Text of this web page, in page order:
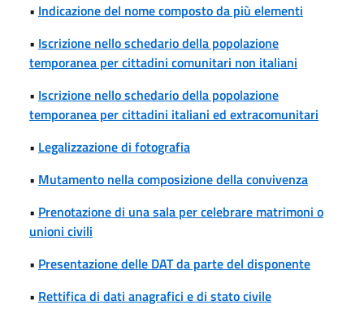
• Indicazione del nome composto da più elementi
• Iscrizione nello schedario della popolazione
temporanea per cittadini comunitari non italiani
• Iscrizione nello schedario della popolazione
temporanea per cittadini italiani ed extracomunitari
• Legalizzazione di fotografia
• Mutamento nella composizione della convivenza
• Prenotazione di una sala per celebrare matrimoni o
unioni civili
• Presentazione delle DAT da parte del disponente
• Rettifica di dati anagrafici e di stato civile